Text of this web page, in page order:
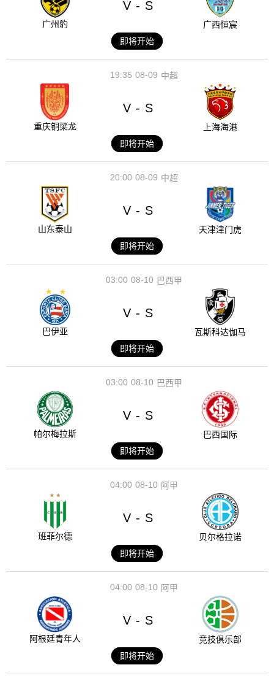
广州豹
V - S
广西恒宸
即将开始
08-09
19:35 中超
重庆铜梁龙
V - S
上海海港
即将开始
08-09
20:00 中超
山东泰山
V - S
天津津门虎
即将开始
08-10
03:00 巴西甲
巴伊亚
V - S
瓦斯科达伽马
即将开始
08-10
03:00 巴西甲
帕尔梅拉斯
V - S
巴西国际
即将开始
08-10
04:00 阿甲
班菲尔德
V - S
贝尔格拉诺
即将开始
08-10
04:00 阿甲
阿根廷青年人
V - S
竞技俱乐部
即将开始